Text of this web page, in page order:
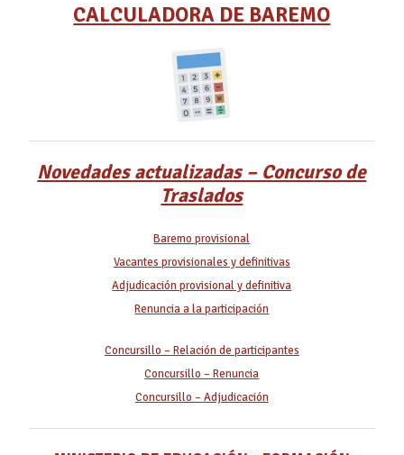
CALCULADORA DE BAREMO
Novedades actualizadas – Concurso de
Traslados
Baremo provisional
Vacantes provisionales y definitivas
Adjudicación provisional y definitiva
Renuncia a la participación
Concursillo – Relación de participantes
Concursillo – Renuncia
Concursillo – Adjudicación